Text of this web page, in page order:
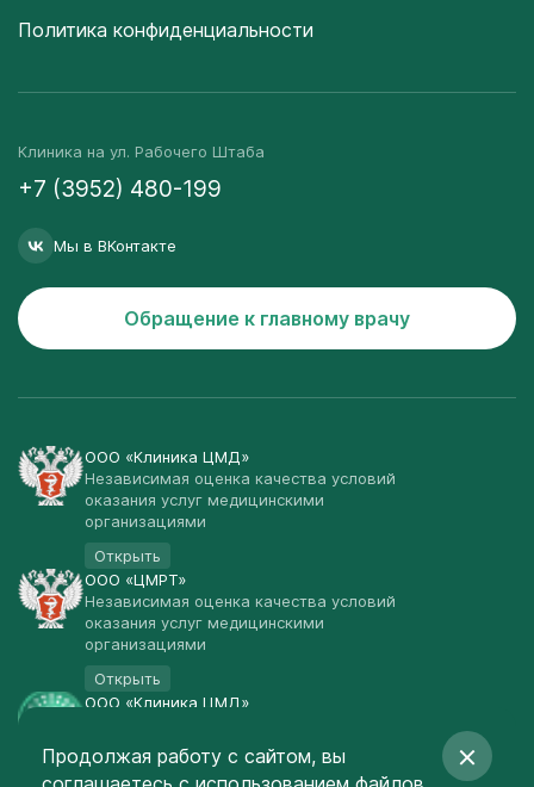
Политика конфиденциальности
Клиника на ул. Рабочего Штаба
+7 (3952) 480-199
Мы в ВКонтакте
Обращение к главному врачу
ООО «Клиника ЦМД»
Независимая оценка качества условий
оказания услуг медицинскими
организациями
Открыть
ООО «ЦМРТ»
Независимая оценка качества условий
оказания услуг медицинскими
организациями
Открыть
ООО «Клиника ЦМД»
Открыть
Продолжая работу с сайтом, вы